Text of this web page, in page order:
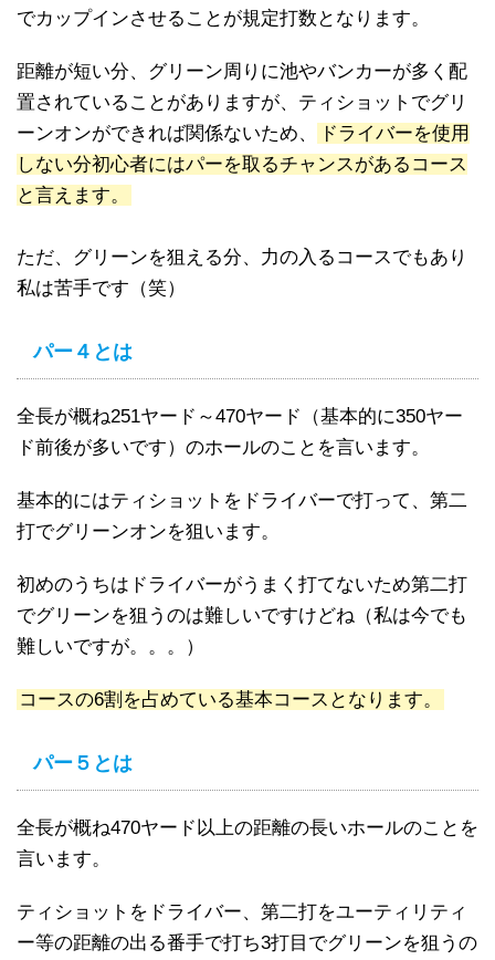
でカップインさせることが規定打数となります。
距離が短い分、グリーン周りに池やバンカーが多く配
置されていることがありますが、ティショットでグリ
ーンオンができれば関係ないため、
ドライバーを使用
しない分初心者にはパーを取るチャンスがあるコース
と言えます。
ただ、グリーンを狙える分、力の入るコースでもあり
私は苦手です（笑）
パー４とは
全長が概ね251ヤード～470ヤード（基本的に350ヤー
ド前後が多いです）のホールのことを言います。
基本的にはティショットをドライバーで打って、第二
打でグリーンオンを狙います。
初めのうちはドライバーがうまく打てないため第二打
でグリーンを狙うのは難しいですけどね（私は今でも
難しいですが。。。）
コースの6割を占めている基本コースとなります。
パー５とは
全長が概ね470ヤード以上の距離の長いホールのことを
言います。
ティショットをドライバー、第二打をユーティリティ
ー等の距離の出る番手で打ち3打目でグリーンを狙うの